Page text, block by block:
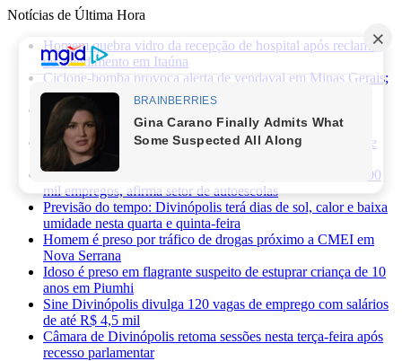
Notícias de Última Hora
Homem quebra vidro da recepção de hospital após reclamar
de atendimento em Itaúna
Ciclone-bomba provoca alerta de vendaval em Minas Gerais;
veja os impactos previstos para Divinópolis
Homem morre após sofrer choque elétrico e cair de oito
metros durante manutenção em academia
PRF apreende 75 mil maços de cigarros contrabandeados e
prende motorista na BR-262
Novas regras da CNH já provocaram perda de cerca de 100
mil empregos, afirma setor de autoescolas
Previsão do tempo: Divinópolis terá dias de sol, calor e baixa
umidade nesta quarta e quinta-feira
Homem é preso por tráfico de drogas próximo a CMEI em
Nova Serrana
Idoso é preso em flagrante suspeito de estuprar criança de 10
anos em Piumhi
Sine Divinópolis divulga 120 vagas de emprego com salários
de até R$ 4,5 mil
Câmara de Divinópolis retoma sessões nesta terça-feira após
recesso parlamentar